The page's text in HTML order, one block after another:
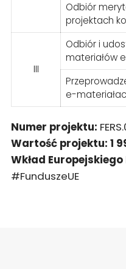
Odbiór
projektach
III
Odbiór i
materiałów
e-
Numer projektu:
Wartość projektu: 1
Wkład
#FunduszeUE